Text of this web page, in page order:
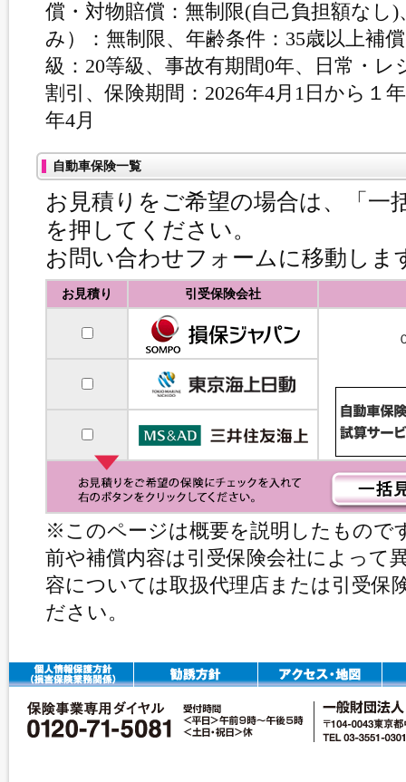
償・対物賠償：無制限(自己負担額なし
み）：無制限、年齢条件：35歳以上
級：20等級、事故有期間0年、日常・
割引、保険期間：2026年4月1日から１
年4月
自動車保険一覧
お見積りをご希望の場合は、「一
を押してください。
お問い合わせフォームに移動しま
お見積り 引受保険会社
※このページは概要を説明したもので
前や補償内容は引受保険会社によって
容については取扱代理店または引受保
ださい。